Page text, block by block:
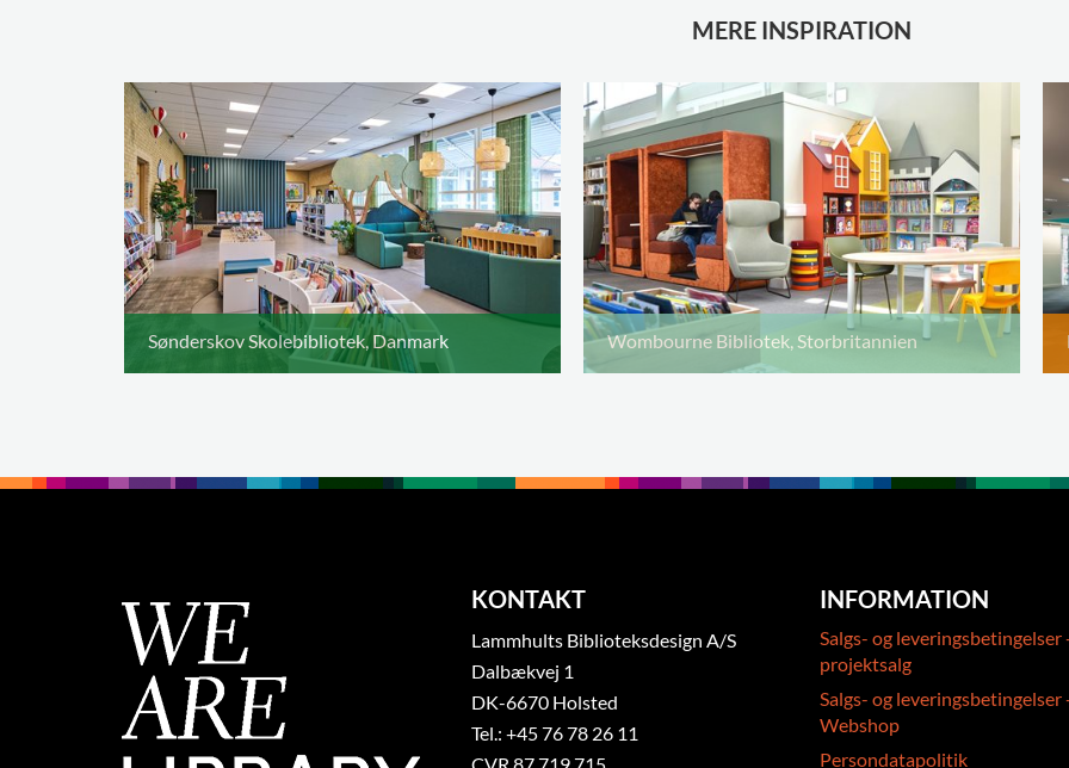
MERE INSPIRATION
Sønderskov Skolebibliotek, Danmark Wombourne Bibliotek, Storbritannien
KONTAKT
Lammhults Biblioteksdesign A/S
Dalbækvej 1
DK-6670 Holsted
Tel.: +45 76 78 26 11
CVR 87 719 715
INFORMATION
Salgs- og leveringsbetingelser
projektsalg
Salgs- og leveringsbetingelser
Webshop
Persondatapolitik